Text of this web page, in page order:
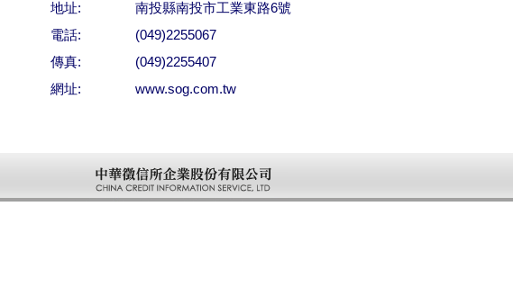
地址:
南投縣南投市工業東路6號
電話:
(049)2255067
傳真:
(049)2255407
網址:
www.sog.com.tw